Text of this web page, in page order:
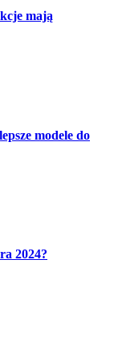
mają
modele do
2024?